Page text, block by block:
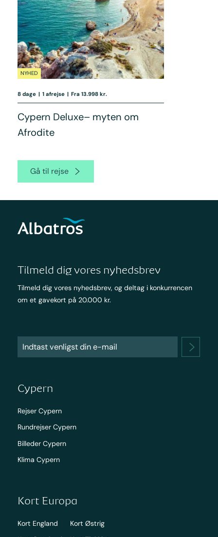
NYHED
8 dage | 1 afrejse | Fra 13.998 kr.
Cypern Deluxe– myten om
Afrodite
Gå til rejse
Tilmeld dig vores nyhedsbrev
Tilmeld dig vores nyhedsbrev, og deltag i konkurrencen
om et gavekort på 20.000 kr.
Cypern
Rejser Cypern
Rundrejser Cypern
Billeder Cypern
Klima Cypern
Kort Europa
Kort England
Kort Østrig